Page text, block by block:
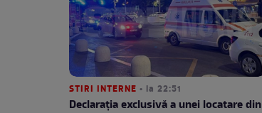
STIRI INTERNE • la 22:51
Declarația exclusivă a unei locatare din